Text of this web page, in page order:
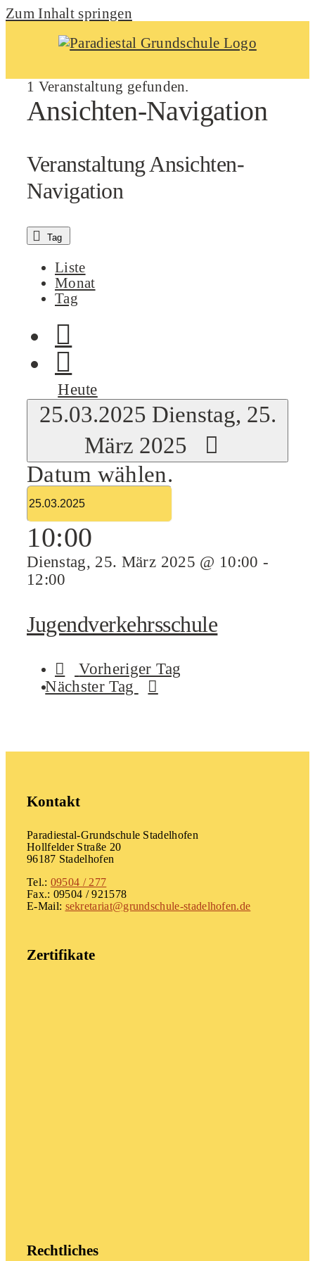
Zum Inhalt springen
1 Veranstaltung gefunden.
Ansichten-Navigation
Veranstaltung Ansichten-
Navigation
Tag
Liste
Monat
Tag
Heute
25.03.2025 Dienstag, 25.
März 2025
Datum wählen.
10:00
Dienstag, 25. März 2025 @ 10:00 -
12:00
Jugendverkehrsschule
Vorheriger Tag
Nächster Tag
Kontakt
Paradiestal-Grundschule Stadelhofen
Hollfelder Straße 20
96187 Stadelhofen
Tel.: 09504 / 277
Fax.: 09504 / 921578
E-Mail: sekretariat@grundschule-stadelhofen.de
Zertifikate
Rechtliches